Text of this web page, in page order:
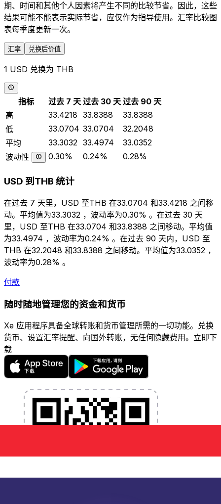
期、时间和其他个人因素将产生不同的比较节省。因此，这些
结果可能不能表示实际节省，应仅作为指导使用。汇率比较图
表每季度更新一次。
汇率 兑换后价值
1 USD 兑换为 THB
指标 过去 7 天 过去 30 天 过去 90 天
高
33.4218 33.8388
33.8388
低
33.0704 33.0704
32.2048
平均
33.3032 33.4974
33.0352
波动性
0.30% 0.24% 0.28%
USD 到THB 统计
在过去 7 天里，USD 至THB 在33.0704 和33.4218 之间移
动。平均值为33.3032 ，波动率为0.30% 。在过去 30 天
里，USD 至THB 在33.0704 和33.8388 之间移动。平均值
为33.4974 ，波动率为0.24% 。在过去 90 天内，USD 至
THB 在32.2048 和33.8388 之间移动。平均值为33.0352 ，
波动率为0.28% 。
付款
随时随地管理您的资金和货币
Xe 应用程序具备全球转账和货币管理所需的一切功能。兑换
货币、设置汇率提醒、向国外转账，无任何隐藏费用。立即下
载